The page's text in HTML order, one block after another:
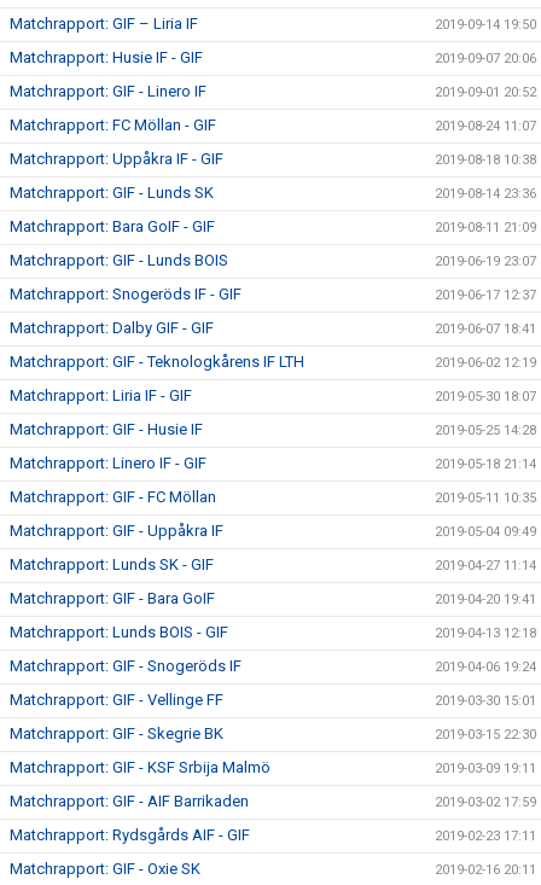
Matchrapport: GIF – Liria IF 2019-09-14 19:50
Matchrapport: Husie IF - GIF 2019-09-07 20:06
Matchrapport: GIF - Linero IF 2019-09-01 20:52
Matchrapport: FC Möllan - GIF 2019-08-24 11:07
Matchrapport: Uppåkra IF - GIF 2019-08-18 10:38
Matchrapport: GIF - Lunds SK 2019-08-14 23:36
Matchrapport: Bara GoIF - GIF 2019-08-11 21:09
Matchrapport: GIF - Lunds BOIS 2019-06-19 23:07
Matchrapport: Snogeröds IF - GIF 2019-06-17 12:37
Matchrapport: Dalby GIF - GIF 2019-06-07 18:41
Matchrapport: GIF - Teknologkårens IF LTH 2019-06-02 12:19
Matchrapport: Liria IF - GIF 2019-05-30 18:07
Matchrapport: GIF - Husie IF 2019-05-25 14:28
Matchrapport: Linero IF - GIF 2019-05-18 21:14
Matchrapport: GIF - FC Möllan 2019-05-11 10:35
Matchrapport: GIF - Uppåkra IF 2019-05-04 09:49
Matchrapport: Lunds SK - GIF 2019-04-27 11:14
Matchrapport: GIF - Bara GoIF 2019-04-20 19:41
Matchrapport: Lunds BOIS - GIF 2019-04-13 12:18
Matchrapport: GIF - Snogeröds IF 2019-04-06 19:24
Matchrapport: GIF - Vellinge FF 2019-03-30 15:01
Matchrapport: GIF - Skegrie BK 2019-03-15 22:30
Matchrapport: GIF - KSF Srbija Malmö 2019-03-09 19:11
Matchrapport: GIF - AIF Barrikaden 2019-03-02 17:59
Matchrapport: Rydsgårds AIF - GIF 2019-02-23 17:11
Matchrapport: GIF - Oxie SK 2019-02-16 20:11